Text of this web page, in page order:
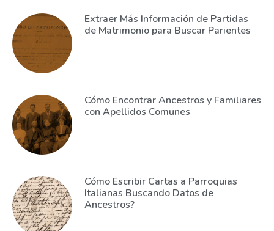
Extraer Más Información de Partidas
de Matrimonio para Buscar Parientes
Cómo Encontrar Ancestros y Familiares
con Apellidos Comunes
Cómo Escribir Cartas a Parroquias
Italianas Buscando Datos de
Ancestros?